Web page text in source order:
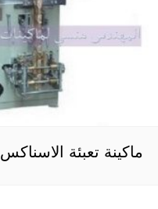
ماكينة تعبئة الاسناكس